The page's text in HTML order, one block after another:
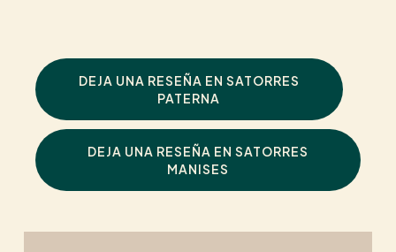
DEJA UNA RESEÑA EN SATORRES
PATERNA
DEJA UNA RESEÑA EN SATORRES
MANISES